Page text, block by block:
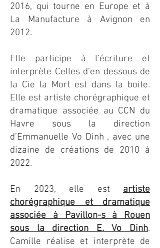
2016, qui tourne en Europe et à
La Manufacture à Avignon en
2012.
Elle participe à l’écriture et
interprète Celles d’en dessous de
la Cie la Mort est dans la boite.
Elle est artiste chorégraphique et
dramatique associée au CCN du
Havre sous la direction
d’Emmanuelle Vo Dinh , avec une
dizaine de créations de 2010 à
2022.
En 2023, elle est artiste
chorégraphique et dramatique
associée à Pavillon-s à Rouen
sous la direction E. Vo Dinh.
Camille réalise et interprète de